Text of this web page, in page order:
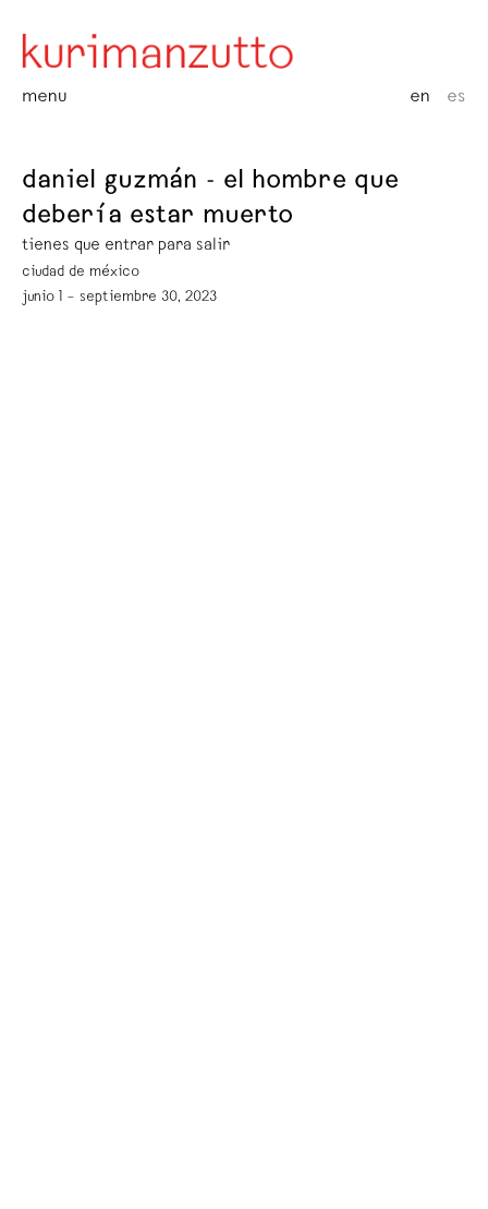
menu en es
daniel guzmán - el hombre que
debería estar muerto
tienes que entrar para salir
ciudad de méxico
junio 1 – septiembre 30, 2023